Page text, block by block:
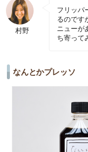
村野
フリッパ
るのです
ニューが
ち寄って
なんとかプレッソ